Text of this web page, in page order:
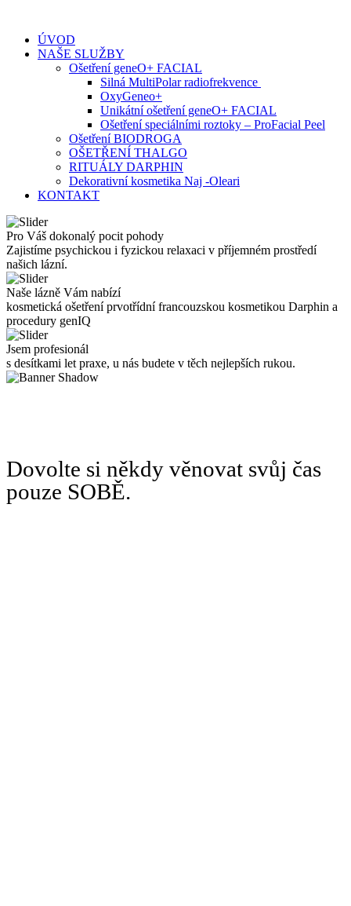
contentÚVOD
NAŠE SLUŽBY
Ošetření geneO+ FACIAL
Silná MultiPolar radiofrekvence
OxyGeneo+
Unikátní ošetření geneO+ FACIAL
Ošetření speciálními roztoky – ProFacial Peel
Ošetření BIODROGA
OŠETŘENÍ THALGO
RITUÁLY DARPHIN
Dekorativní kosmetika Naj -Oleari
KONTAKT
Pro Váš dokonalý pocit pohody
Zajistíme psychickou i fyzickou relaxaci v příjemném prostředí
našich lázní.
Naše lázně Vám nabízí
kosmetická ošetření prvotřídní francouzskou kosmetikou Darphin a
procedury genIQ
Jsem profesionál
s desítkami let praxe, u nás budete v těch nejlepších rukou.
Dovolte si někdy věnovat svůj čas
pouze SOBĚ.